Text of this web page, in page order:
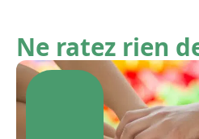
Ne ratez rien